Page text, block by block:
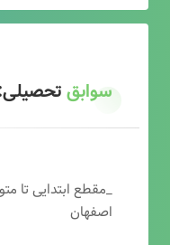
سوابق
_مقطع ابتدایی تا
اصفهان